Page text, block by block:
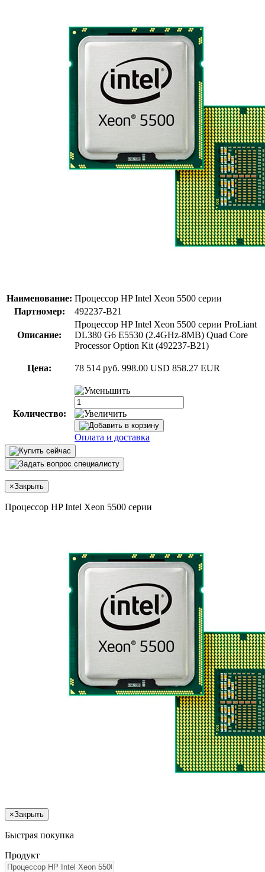
Наименование: Процессор HP Intel Xeon 5500 серии
Партномер:
492237-B21
Описание:
Процессор HP Intel Xeon 5500 серии ProLiant
DL380 G6 E5530 (2.4GHz-8MB) Quad Core
Processor Option Kit (492237-B21)
Цена: 78 514 руб. 998.00 USD 858.27 EUR
Количество:
Оплата и доставка
×Закрыть
Процессор HP Intel Xeon 5500 серии
×Закрыть
Быстрая покупка
Продукт